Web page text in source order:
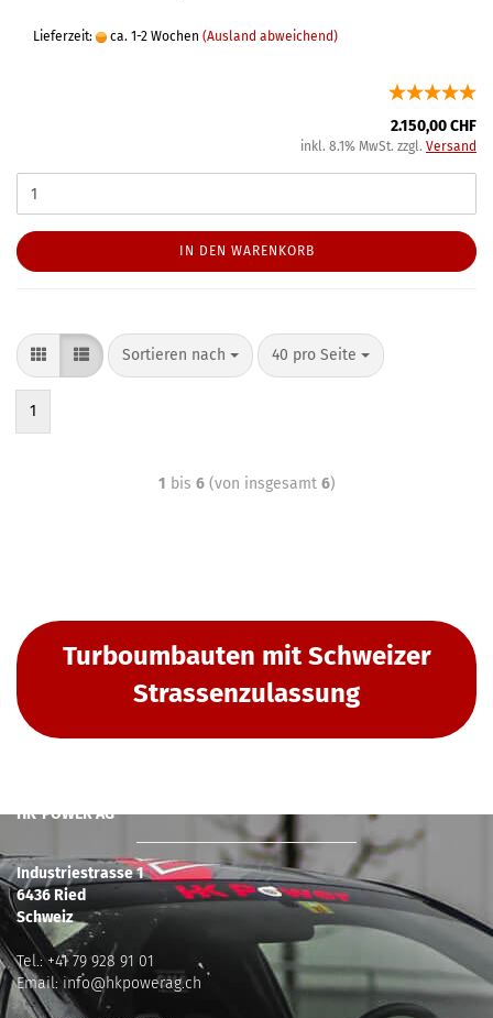
Lieferzeit: ca. 1-2 Wochen (Ausland abweichend)
2.150,00 CHF
inkl. 8.1% MwSt. zzgl. Versand
IN DEN WARENKORB
Sortieren nach 40 pro Seite
1
1 bis 6(von insgesamt 6)
Turboumbauten mit Schweizer
Strassenzulassung
HK-POWER AG
Industriestrasse 1
6436 Ried
Schweiz
Tel.:+41 79 928 91 01
Email:info@hkpowerag.ch